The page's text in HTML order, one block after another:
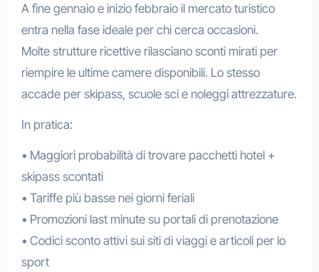
A fine gennaio e inizio febbraio il mercato turistico
entra nella fase ideale per chi cerca occasioni.
Molte strutture ricettive rilasciano sconti mirati per
riempire le ultime camere disponibili. Lo stesso
accade per skipass, scuole sci e noleggi attrezzature.
In pratica:
• Maggiori probabilità di trovare pacchetti hotel +
skipass scontati
• Tariffe più basse nei giorni feriali
• Promozioni last minute su portali di prenotazione
• Codici sconto attivi sui siti di viaggi e articoli per lo
sport